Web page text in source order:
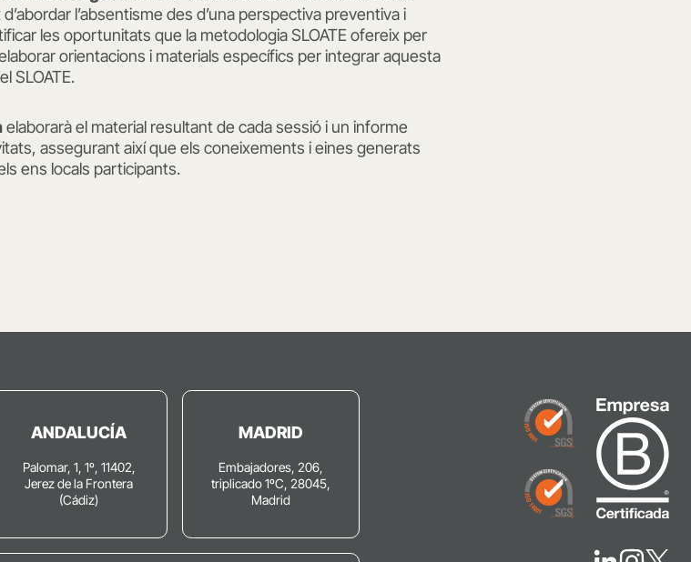
l’absentisme des d’una perspectiva preventiva i
les oportunitats que la metodologia SLOATE ofereix per
orientacions i materials específics per integrar aquesta
SLOATE.
elaborarà el material resultant de cada sessió i un informe
assegurant així que els coneixements i eines generats
ens locals participants.
ANDALUCÍA
Palomar, 1, 1º, 11402,
Jerez de la Frontera
(Cádiz)
MADRID
Embajadores, 206,
triplicado 1ºC, 28045,
Madrid